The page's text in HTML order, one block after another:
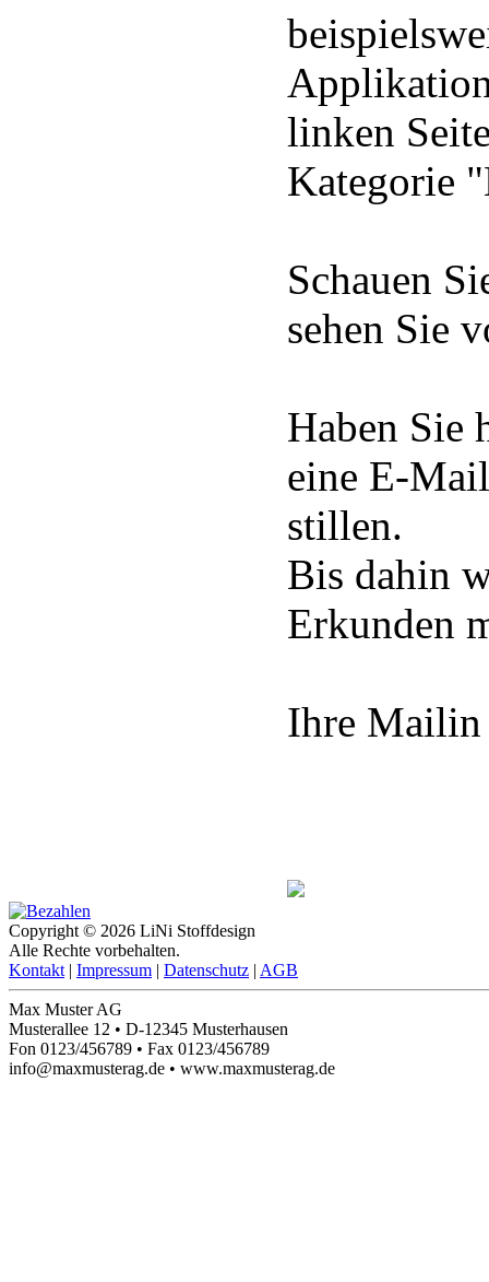
linken
Kategorie
Schauen
sehen Sie
Haben Sie
eine E-
stillen.
Bis dahin
Erkunden
Ihre
Copyright © 2026 LiNi Stoffdesign
Alle Rechte vorbehalten.
Kontakt | Impressum | Datenschutz | AGB
Max Muster AG
Musterallee 12 • D-12345 Musterhausen
Fon 0123/456789 • Fax 0123/456789
info@maxmusterag.de • www.maxmusterag.de